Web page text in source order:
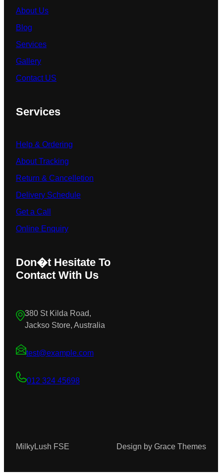
About Us
Blog
Services
Gallery
Contact US
Services
Help & Ordering
About Tracking
Return & Cancelletion
Delivery Schedule
Get a Call
Online Enquiry
Don�t Hesitate To
Contact With Us
380 St Kilda Road,
Jackso Store, Australia
test@example.com
012 324 45698
MilkyLush FSE Design by Grace Themes